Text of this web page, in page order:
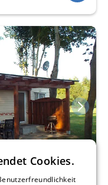
Cookies.